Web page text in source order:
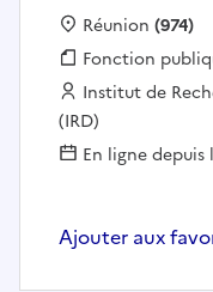
Localisation :
Réunion (974)
Fonction
Fonction
Employeur :
Institut de
(IRD)
En ligne depuis
Ajouter aux